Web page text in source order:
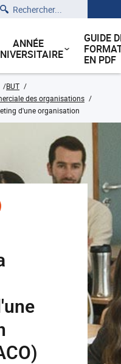
ANNÉE
GUIDE
EN PDF
BUT
des organisations
d'une organisation